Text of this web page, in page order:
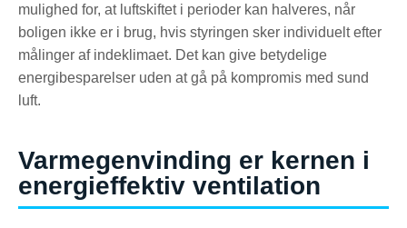
mulighed for, at luftskiftet i perioder kan halveres, når
boligen ikke er i brug, hvis styringen sker individuelt efter
målinger af indeklimaet. Det kan give betydelige
energibesparelser uden at gå på kompromis med sund
luft.
Varmegenvinding er kernen i
energieffektiv ventilation